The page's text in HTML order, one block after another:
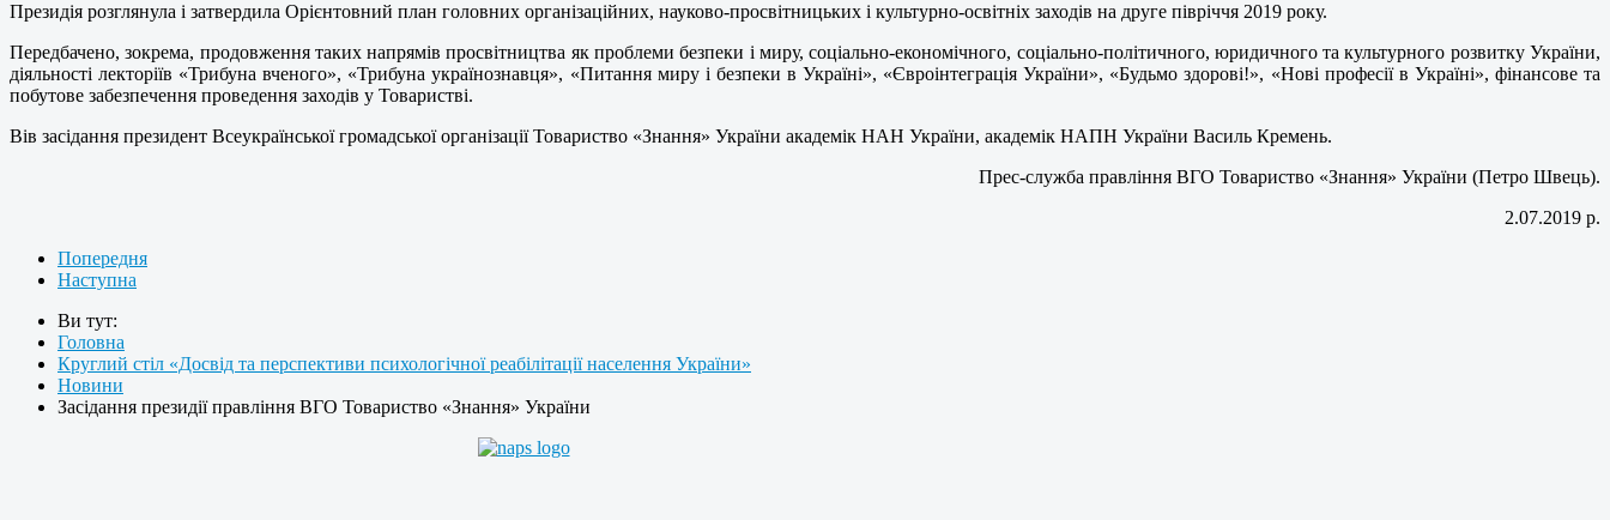
Президія розглянула і затвердила Орієнтовний план головних організаційних, науково-просвітницьких і культурно-освітніх заходів на друге півріччя 2019 року.
Передбачено, зокрема, продовження таких напрямів просвітництва як проблеми безпеки і миру, соціально-економічного, соціально-політичного, юридичного та культурного розвитку України,
діяльності лекторіїв «Трибуна вченого», «Трибуна українознавця», «Питання миру і безпеки в Україні», «Євроінтеграція України», «Будьмо здорові!», «Нові професії в Україні», фінансове та
побутове забезпечення проведення заходів у Товаристві.
Вів засідання президент Всеукраїнської громадської організації Товариство «Знання» України академік НАН України, академік НАПН України Василь Кремень.
Прес-служба правління ВГО Товариство «Знання» України (Петро Швець).
2.07.2019 р.
Попередня
Наступна
Ви тут:
Головна
Круглий стіл «Досвід та перспективи психологічної реабілітації населення України»
Новини
Засідання президії правління ВГО Товариство «Знання» України